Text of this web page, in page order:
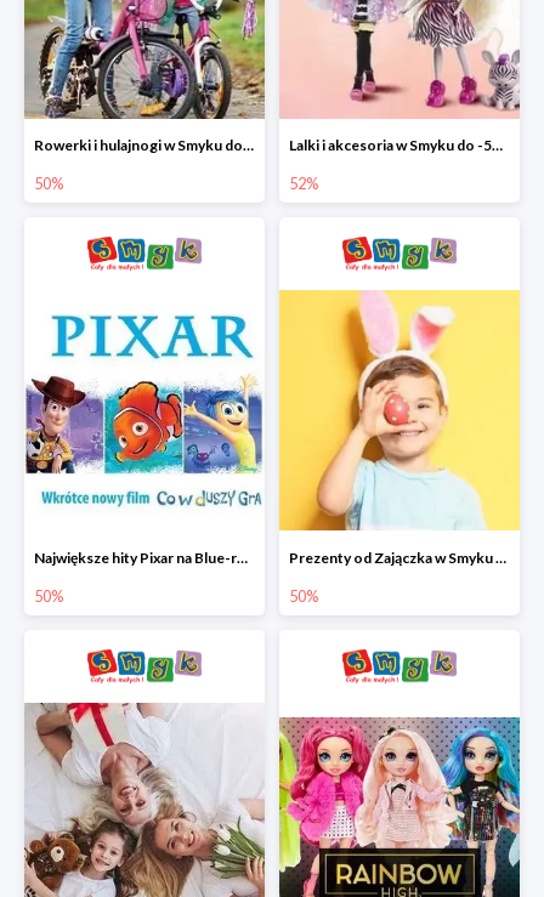
Rowerki i hulajnogi w Smyku do -50%
50%
Lalki i akcesoria w Smyku do -52%
52%
Największe hity Pixar na Blue-rey i DVD w Smyku - drugi film -50%
50%
Prezenty od Zajączka w Smyku do -50%
50%